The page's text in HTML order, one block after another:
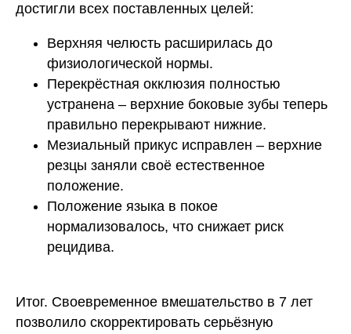
достигли всех поставленных целей:
Верхняя челюсть расширилась до
физиологической нормы.
Перекрёстная окклюзия полностью
устранена – верхние боковые зубы теперь
правильно перекрывают нижние.
Мезиальный прикус исправлен – верхние
резцы заняли своё естественное
положение.
Положение языка в покое
нормализовалось, что снижает риск
рецидива.
Итог. Своевременное вмешательство в 7 лет
позволило скорректировать серьёзную